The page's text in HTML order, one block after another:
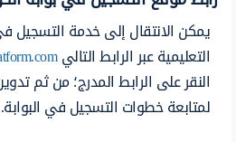
يمكن الانتقال إلى خدمة التسجيل
التعليمية عبر الرابط التالي
النقر على الرابط المدرج؛ من ثم
لمتابعة خطوات التسجيل في البوابة.